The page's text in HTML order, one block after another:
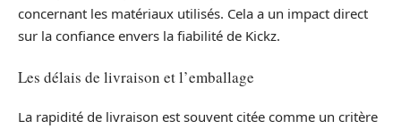
concernant les matériaux utilisés. Cela a un impact direct
sur la confiance envers la fiabilité de Kickz.
Les délais de livraison et l’emballage
La rapidité de livraison est souvent citée comme un critère